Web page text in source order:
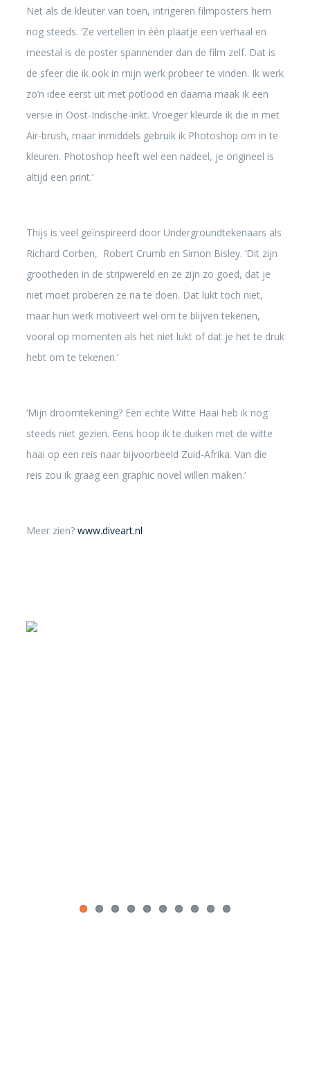
Net als de kleuter van toen, intrigeren filmposters hem
nog steeds. ‘Ze vertellen in één plaatje een verhaal en
meestal is de poster spannender dan de film zelf. Dat is
de sfeer die ik ook in mijn werk probeer te vinden. Ik werk
zo’n idee eerst uit met potlood en daarna maak ik een
versie in Oost-Indische-inkt. Vroeger kleurde ik die in met
Air-brush, maar inmiddels gebruik ik Photoshop om in te
kleuren. Photoshop heeft wel een nadeel, je origineel is
altijd een print.’
Thijs is veel geïnspireerd door Undergroundtekenaars als
Richard Corben, Robert Crumb en Simon Bisley. ‘Dit zijn
grootheden in de stripwereld en ze zijn zo goed, dat je
niet moet proberen ze na te doen. Dat lukt toch niet,
maar hun werk motiveert wel om te blijven tekenen,
vooral op momenten als het niet lukt of dat je het te druk
hebt om te tekenen.’
‘Mijn droomtekening? Een echte Witte Haai heb ik nog
steeds niet gezien. Eens hoop ik te duiken met de witte
haai op een reis naar bijvoorbeeld Zuid-Afrika. Van die
reis zou ik graag een graphic novel willen maken.’
Meer zien? www.diveart.nl